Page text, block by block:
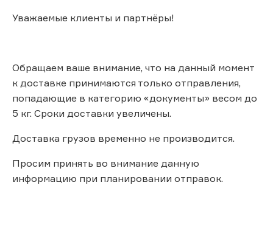
Уважаемые клиенты и партнёры!
Обращаем ваше внимание, что на данный момент
к доставке принимаются только отправления,
попадающие в категорию «документы» весом до
5 кг. Сроки доставки увеличены.
Доставка грузов временно не производится.
Просим принять во внимание данную
информацию при планировании отправок.